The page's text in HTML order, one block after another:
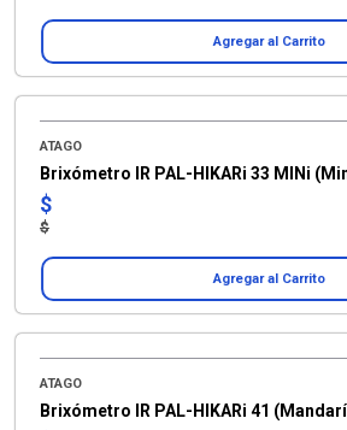
Agregar al Carrito
ATAGO
Brixómetro IR PAL-HIKARi 33 MINi
$
$
Agregar al Carrito
ATAGO
Brixómetro IR PAL-HIKARi 41